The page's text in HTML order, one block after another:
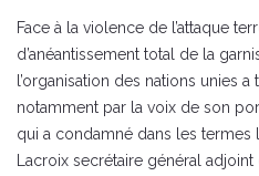
Face à la violence de l’attaque
d’anéantissement total de la
l’organisation des nations unies
notamment par la voix de son
qui a condamné dans les termes
Lacroix secrétaire général